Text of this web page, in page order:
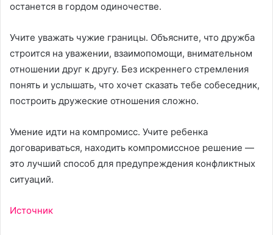
останется в гордом одиночестве.
Учите уважать чужие границы. Объясните, что дружба
строится на уважении, взаимопомощи, внимательном
отношении друг к другу. Без искреннего стремления
понять и услышать, что хочет сказать тебе собеседник,
построить дружеские отношения сложно.
Умение идти на компромисс. Учите ребенка
договариваться, находить компромиссное решение —
это лучший способ для предупреждения конфликтных
ситуаций.
Источник